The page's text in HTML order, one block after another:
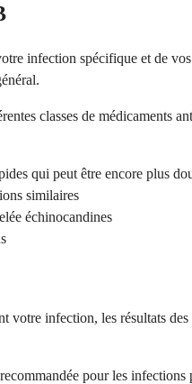
infection spécifique et de
classes de médicaments
qui peut être encore plus
similaires
échinocandines
infection, les résultats
pour les infections